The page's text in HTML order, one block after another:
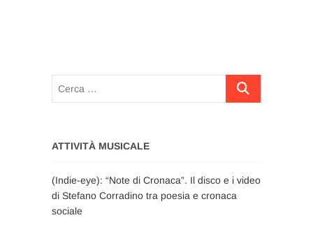
Cerca
ATTIVITÀ MUSICALE
(Indie-eye): “Note di Cronaca”. Il disco e i video
di Stefano Corradino tra poesia e cronaca
sociale